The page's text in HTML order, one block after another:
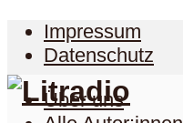
Impressum
Datenschutz
Über uns